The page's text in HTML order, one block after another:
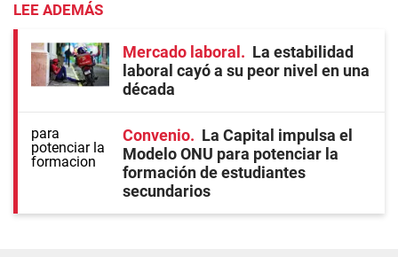
LEE ADEMÁS
Mercado laboral
La estabilidad
laboral cayó a su peor nivel en una
década
Convenio
La Capital impulsa el
Modelo ONU para potenciar la
formación de estudiantes
secundarios